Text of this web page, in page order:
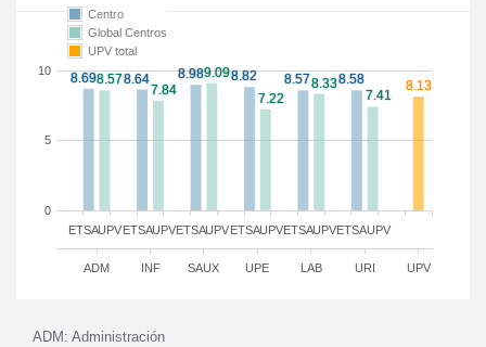
ETSA ETSA ETSA ETSA ETSA ETSA
UPV UPV UPV UPV UPV UPV
ADM INF SAUX UPE LAB URI UPV
0
5
10
Centro
Global Centros
UPV total
ADM: Administración